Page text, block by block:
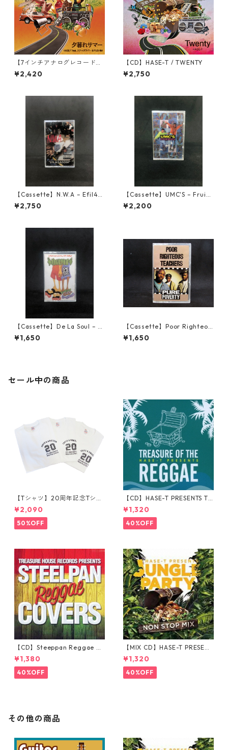
【7インチアナログレコード】
夕暮れサマー / HASE-T feat.
スチャダラパー＆PUSHIM
¥2,420
【CD】HASE-T / TWENTY
¥2,750
【Cassette】N.W.A – Efil4z
aggin
¥2,750
【Cassette】UMC'S – Fruits
Of Nature
¥2,200
【Cassette】De La Soul – A
Roller Skating Jam Named
"Saturdays"
¥1,650
【Cassette】Poor Righteou
s Teachers – Pure Poverty
¥1,650
セール中の商品
【Tシャツ】20周年記念Tシャ
ツ
¥2,090
50%OFF
【CD】HASE-T PRESENTS TR
EASURE OF THE REGGAE
¥1,320
40%OFF
【CD】Steeppan Reggae Co
vers
¥1,380
40%OFF
【MIX CD】HASE-T PRESENT
S JUNGLE PARTY NONSTOP
MIX
¥1,320
40%OFF
その他の商品